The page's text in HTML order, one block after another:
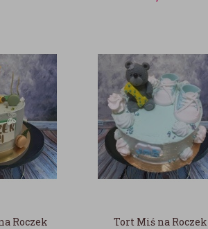
Roczek Tort Miś na Roczek